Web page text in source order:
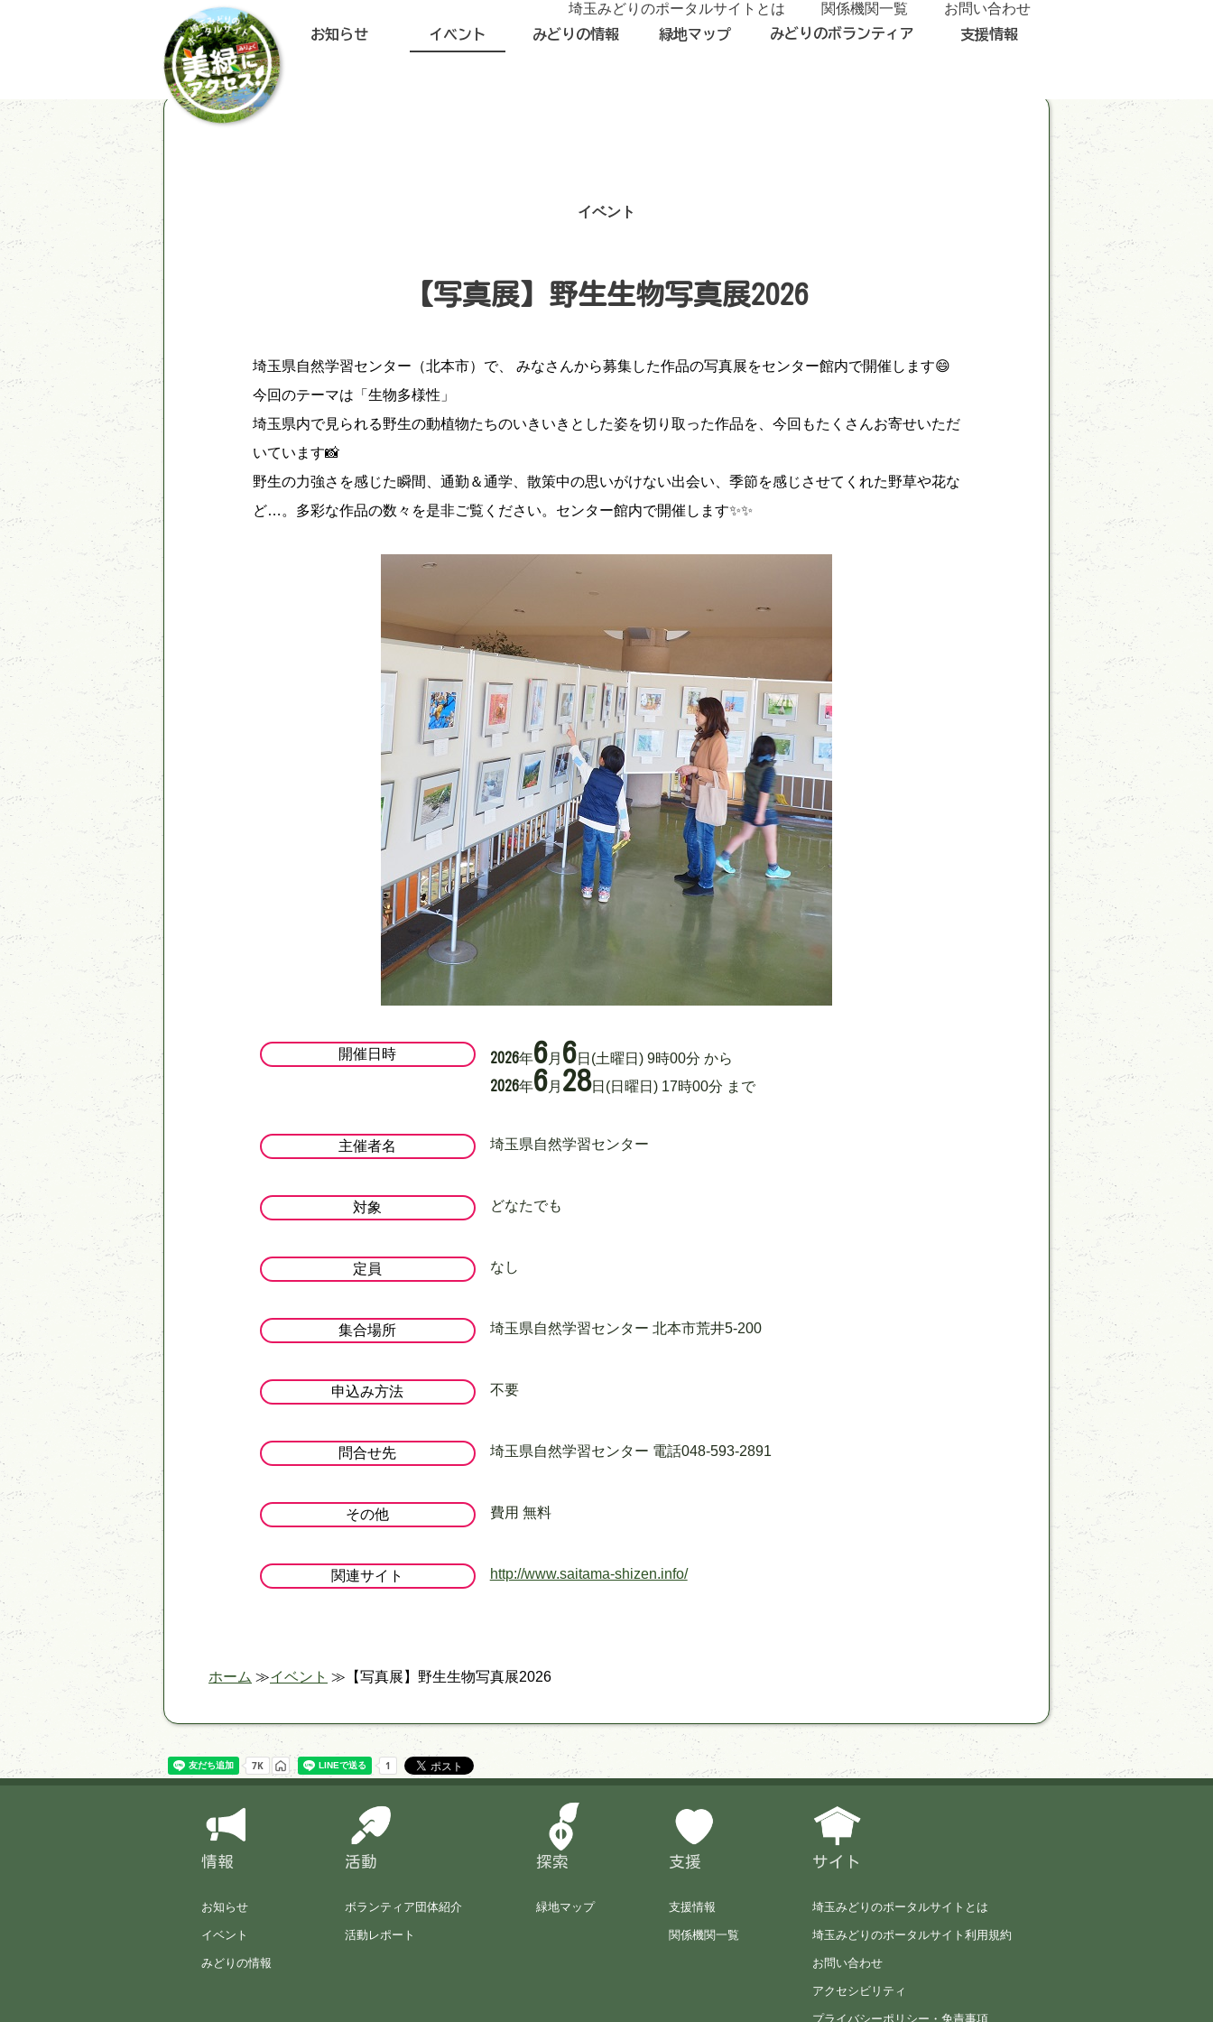
埼玉みどりのポータルサイトとは 関係機関一覧 お問い合わせ
お知らせ イベント みどりの情報 緑地マップ みどりのボランティア 支援情報
イベント
【写真展】野生生物写真展2026
埼玉県自然学習センター（北本市）で、 みなさんから募集した作品の写真展をセンター館内で開催します😄
今回のテーマは「生物多様性」
埼玉県内で見られる野生の動植物たちのいきいきとした姿を切り取った作品を、今回もたくさんお寄せいただ
いています📸
野生の力強さを感じた瞬間、通勤＆通学、散策中の思いがけない出会い、季節を感じさせてくれた野草や花な
ど…。多彩な作品の数々を是非ご覧ください。センター館内で開催します✨✨
開催日時 2026年6月 6日 (土曜日) 9時00分 から
2026年6月 28日 (日曜日) 17時00分 まで
主催者名 埼玉県自然学習センター
対象 どなたでも
定員 なし
集合場所 埼玉県自然学習センター 北本市荒井5-200
申込み方法 不要
問合せ先 埼玉県自然学習センター 電話048-593-2891
その他 費用 無料
関連サイト http://www.saitama-shizen.info/
ホーム イベント 【写真展】野生生物写真展2026
情報
お知らせ
イベント
みどりの情報
活動
ボランティア団体紹介
活動レポート
探索
緑地マップ
支援
支援情報
関係機関一覧
サイト
埼玉みどりのポータルサイトとは
埼玉みどりのポータルサイト利用規約
お問い合わせ
アクセシビリティ
プライバシーポリシー・免責事項